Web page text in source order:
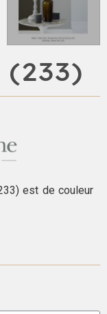
est de couleur